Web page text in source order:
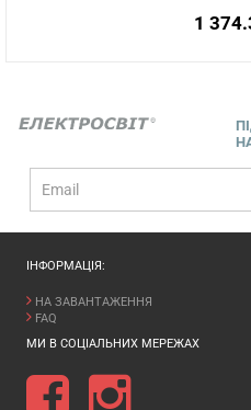
1
mail
ІНФОРМАЦІЯ:
НА ЗАВАНТАЖЕННЯ
FAQ
МИ В СОЦІАЛЬНИХ МЕРЕЖАХ